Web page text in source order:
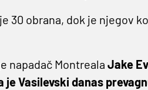
30 obrana, dok je njegov
napadač Montreala Jake
je Vasilevski danas